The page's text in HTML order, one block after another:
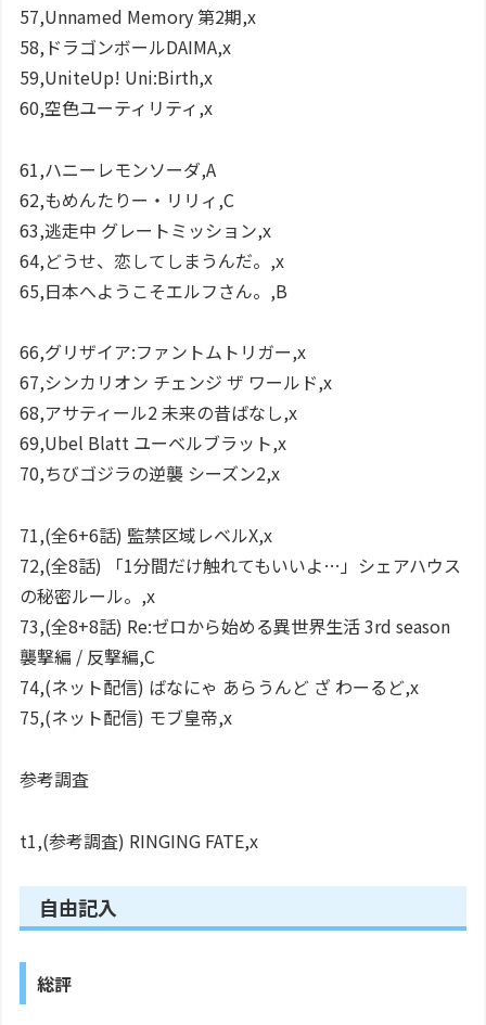
57,Unnamed Memory 第2期,x
58,ドラゴンボールDAIMA,x
59,UniteUp! Uni:Birth,x
60,空色ユーティリティ,x
61,ハニーレモンソーダ,A
62,もめんたりー・リリィ,C
63,逃走中 グレートミッション,x
64,どうせ、恋してしまうんだ。,x
65,日本へようこそエルフさん。,B
66,グリザイア:ファントムトリガー,x
67,シンカリオン チェンジ ザ ワールド,x
68,アサティール2 未来の昔ばなし,x
69,Ubel Blatt ユーベルブラット,x
70,ちびゴジラの逆襲 シーズン2,x
71,(全6+6話) 監禁区域レベルX,x
72,(全8話) 「1分間だけ触れてもいいよ…」シェアハウス
の秘密ルール。,x
73,(全8+8話) Re:ゼロから始める異世界生活 3rd season
襲撃編 / 反撃編,C
74,(ネット配信) ばなにゃ あらうんど ざ わーるど,x
75,(ネット配信) モブ皇帝,x
参考調査
t1,(参考調査) RINGING FATE,x
自由記入
総評